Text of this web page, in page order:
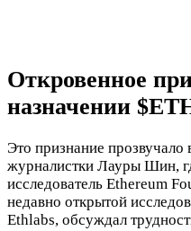
Откровенное
назначении
Это признание прозвучало
журналистки Лауры Шин,
исследователь Ethereum
недавно открытой
Ethlabs, обсуждал